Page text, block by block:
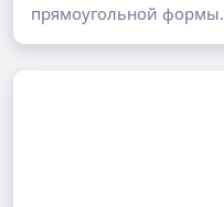
прямоугольной формы.